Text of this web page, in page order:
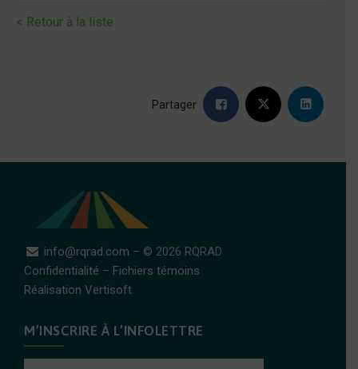
< Retour à la liste
Partager
info@rqrad.com – © 2026 RQRAD
Confidentialité – Fichiers témoins
Réalisation Vertisoft
M’INSCRIRE À L’INFOLETTRE